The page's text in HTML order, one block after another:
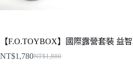
【F.O.TOYBOX】國際露營套裝 益
NT$1,880
NT$1,780